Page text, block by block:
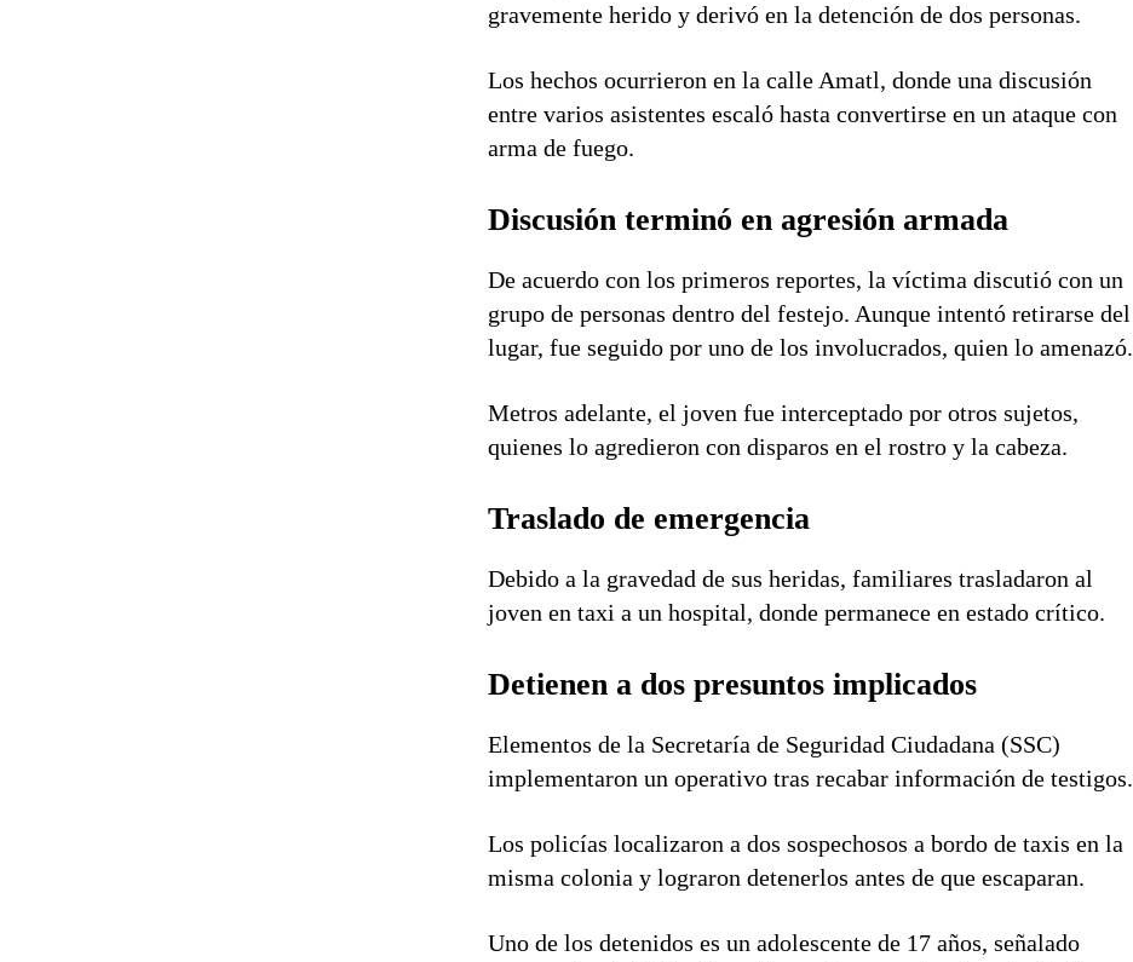
gravemente herido y derivó en la detención de dos personas.
Los hechos ocurrieron en la calle Amatl, donde una discusión
entre varios asistentes escaló hasta convertirse en un ataque con
arma de fuego.
Discusión terminó en agresión armada
De acuerdo con los primeros reportes, la víctima discutió con un
grupo de personas dentro del festejo. Aunque intentó retirarse del
lugar, fue seguido por uno de los involucrados, quien lo amenazó.
Metros adelante, el joven fue interceptado por otros sujetos,
quienes lo agredieron con disparos en el rostro y la cabeza.
Traslado de emergencia
Debido a la gravedad de sus heridas, familiares trasladaron al
joven en taxi a un hospital, donde permanece en estado crítico.
Detienen a dos presuntos implicados
Elementos de la Secretaría de Seguridad Ciudadana (SSC)
implementaron un operativo tras recabar información de testigos.
Los policías localizaron a dos sospechosos a bordo de taxis en la
misma colonia y lograron detenerlos antes de que escaparan.
Uno de los detenidos es un adolescente de 17 años, señalado